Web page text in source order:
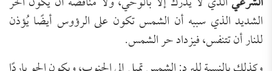
الشديد الذي سببه أن الشمس تكون على الرؤوس أيضًا يُؤذن
للنار أن تتنفس، فيزداد حر الشمس.